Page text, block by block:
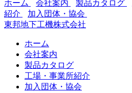
ホーム 会社案内 製品カタログ
紹介
加入団体・協会
東邦地下工機株式会社
ホーム
会社案内
製品カタログ
工場・事業所紹介
加入団体・協会